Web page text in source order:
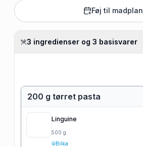
Føj til madplan
3 ingredienser og 3 basisvarer
200 g tørret pasta
Linguine
500 g
Bilka